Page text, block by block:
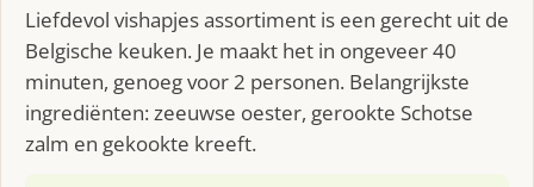
Liefdevol vishapjes assortiment is een gerecht uit de
Belgische keuken. Je maakt het in ongeveer 40
minuten, genoeg voor 2 personen. Belangrijkste
ingrediënten: zeeuwse oester, gerookte Schotse
zalm en gekookte kreeft.